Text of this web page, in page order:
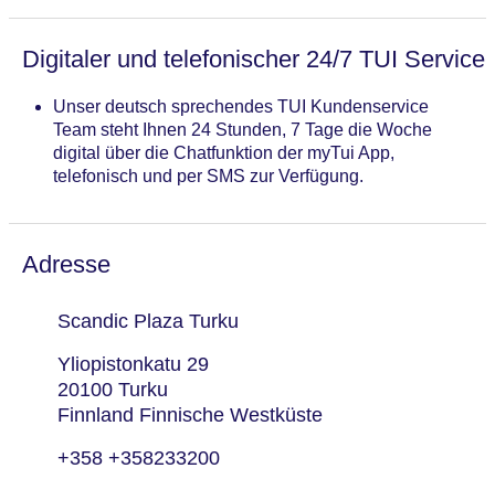
Digitaler und telefonischer 24/7 TUI Service
Unser deutsch sprechendes TUI Kundenservice
Team steht Ihnen 24 Stunden, 7 Tage die Woche
digital über die Chatfunktion der myTui App,
telefonisch und per SMS zur Verfügung.
Adresse
Scandic Plaza Turku
Yliopistonkatu 29
20100 Turku
Finnland Finnische Westküste
+358 +358233200